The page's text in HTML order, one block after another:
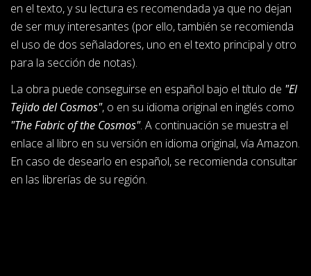
en el texto, y su lectura es recomendada ya que no dejan
de ser muy interesantes (por ello, también se recomienda
el uso de dos señaladores, uno en el texto principal y otro
para la sección de notas).
La obra puede conseguirse en español bajo el título de "El
Tejido del Cosmos", o en su idioma original en inglés como
"The Fabric of the Cosmos". A continuación se muestra el
enlace al libro en su versión en idioma original, vía Amazon.
En caso de desearlo en español, se recomienda consultar
en las librerías de su región.